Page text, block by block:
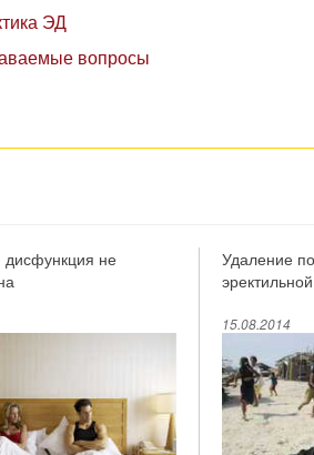
ЭД
вопросы
дисфункция не
Удаление
15.08.2014